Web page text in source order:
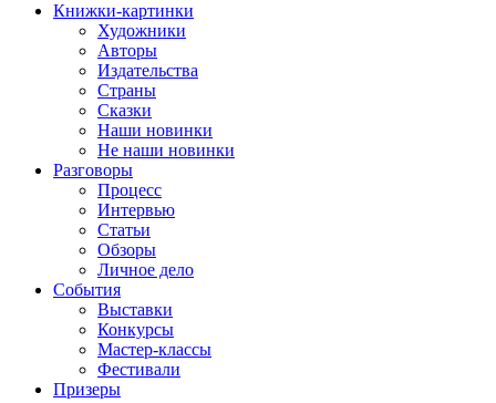
Книжки-картинки
Художники
Авторы
Издательства
Страны
Сказки
Наши новинки
Не наши новинки
Разговоры
Процесс
Интервью
Статьи
Обзоры
Личное дело
События
Выставки
Конкурсы
Мастер-классы
Фестивали
Призеры